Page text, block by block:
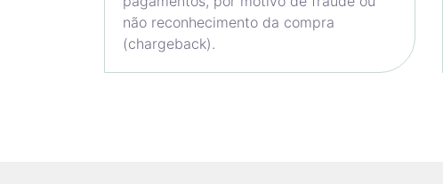
não reconhecimento da compra
(chargeback).